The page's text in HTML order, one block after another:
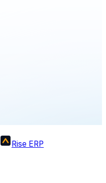
Rise ERP